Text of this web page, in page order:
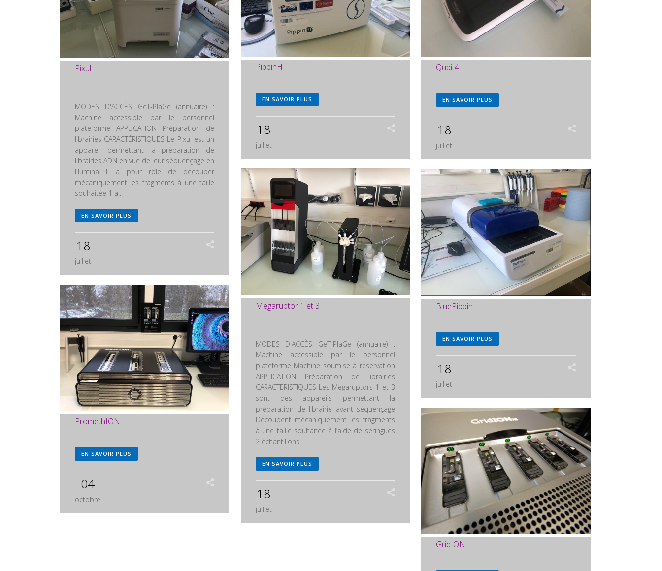
Qubit4
EN SAVOIR PLUS
18
juillet
PippinHT
EN SAVOIR PLUS
18
juillet
Pixul
MODES D'ACCÈS GeT-PlaGe (annuaire) :
Machine accessible par le personnel
plateforme APPLICATION Préparation de
librairies CARACTÉRISTIQUES Le Pixul est un
appareil permettant la préparation de
librairies ADN en vue de leur séquençage en
Illumina Il a pour rôle de découper
mécaniquement les fragments à une taille
souhaitée 1 à...
EN SAVOIR PLUS
18
juillet
Megaruptor 1 et 3
MODES D'ACCÈS GeT-PlaGe (annuaire) :
Machine accessible par le personnel
plateforme Machine soumise à réservation
APPLICATION Préparation de librairies
CARACTÉRISTIQUES Les Megaruptors 1 et 3
sont des appareils permettant la
préparation de librairie avant séquençage
Découpent mécaniquement les fragments
à une taille souhaitée à l’aide de seringues
2 échantillons...
EN SAVOIR PLUS
18
juillet
BluePippin
EN SAVOIR PLUS
18
juillet
PromethION
EN SAVOIR PLUS
04
octobre
GridION